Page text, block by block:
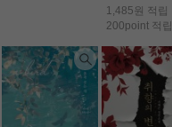
1,485원 적립
200point 적립